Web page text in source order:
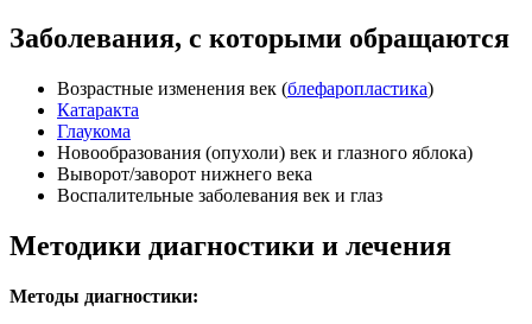
Заболевания, с которыми обращаются
Возрастные изменения век (блефаропластика)
Катаракта
Глаукома
Новообразования (опухоли) век и глазного яблока)
Выворот/заворот нижнего века
Воспалительные заболевания век и глаз
Методики диагностики и лечения
Методы диагностики: